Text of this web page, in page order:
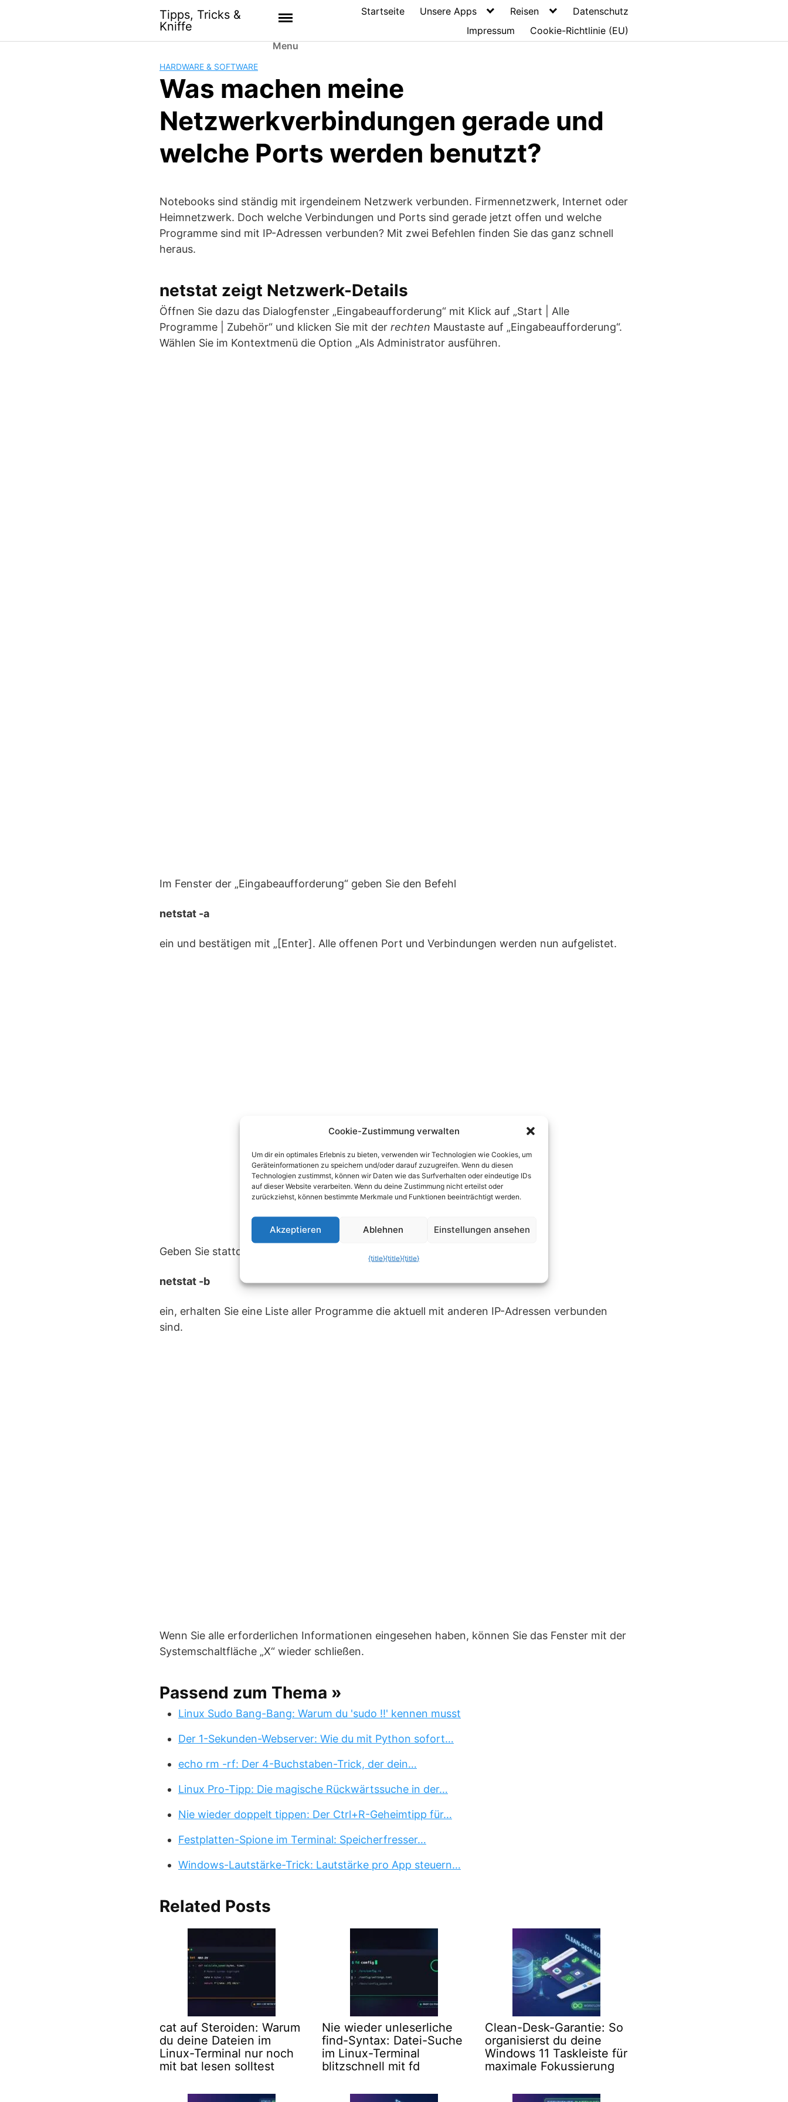
Tipps, Tricks &
Kniffe
Menu
Startseite Unsere Apps Reisen
Datenschutz
Impressum
Cookie-Richtlinie (EU)
HARDWARE & SOFTWARE
Was machen meine
Netzwerkverbindungen gerade und
welche Ports werden benutzt?
Notebooks sind ständig mit irgendeinem Netzwerk verbunden. Firmennetzwerk, Internet oder
Heimnetzwerk. Doch welche Verbindungen und Ports sind gerade jetzt offen und welche
Programme sind mit IP-Adressen verbunden? Mit zwei Befehlen finden Sie das ganz schnell
heraus.
netstat zeigt Netzwerk-Details
Öffnen Sie dazu das Dialogfenster „Eingabeaufforderung“ mit Klick auf „Start | Alle
Programme | Zubehör“ und klicken Sie mit der rechten Maustaste auf „Eingabeaufforderung“.
Wählen Sie im Kontextmenü die Option „Als Administrator ausführen.
Im Fenster der „Eingabeaufforderung“ geben Sie den Befehl
netstat -a
ein und bestätigen mit „[Enter]. Alle offenen Port und Verbindungen werden nun aufgelistet.
Geben Sie stattdessen den Befehl
netstat -b
ein, erhalten Sie eine Liste aller Programme die aktuell mit anderen IP-Adressen verbunden
sind.
Wenn Sie alle erforderlichen Informationen eingesehen haben, können Sie das Fenster mit der
Systemschaltfläche „X“ wieder schließen.
Passend zum Thema »
Linux Sudo Bang-Bang: Warum du 'sudo !!' kennen musst
Der 1-Sekunden-Webserver: Wie du mit Python sofort…
echo rm -rf: Der 4-Buchstaben-Trick, der dein…
Linux Pro-Tipp: Die magische Rückwärtssuche in der…
Nie wieder doppelt tippen: Der Ctrl+R-Geheimtipp für…
Festplatten-Spione im Terminal: Speicherfresser…
Windows-Lautstärke-Trick: Lautstärke pro App steuern…
Related Posts
cat auf Steroiden: Warum
du deine Dateien im
Linux-Terminal nur noch
mit bat lesen solltest
Nie wieder unleserliche
find-Syntax: Datei-Suche
im Linux-Terminal
blitzschnell mit fd
Clean-Desk-Garantie: So
organisierst du deine
Windows 11 Taskleiste für
maximale Fokussierung
Cookie-Zustimmung verwalten
Um dir ein optimales Erlebnis zu bieten, verwenden wir Technologien wie Cookies, um
Geräteinformationen zu speichern und/oder darauf zuzugreifen. Wenn du diesen
Technologien zustimmst, können wir Daten wie das Surfverhalten oder eindeutige IDs
auf dieser Website verarbeiten. Wenn du deine Zustimmung nicht erteilst oder
zurückziehst, können bestimmte Merkmale und Funktionen beeinträchtigt werden.
Akzeptieren Ablehnen Einstellungen ansehen
{title}{title}{title}